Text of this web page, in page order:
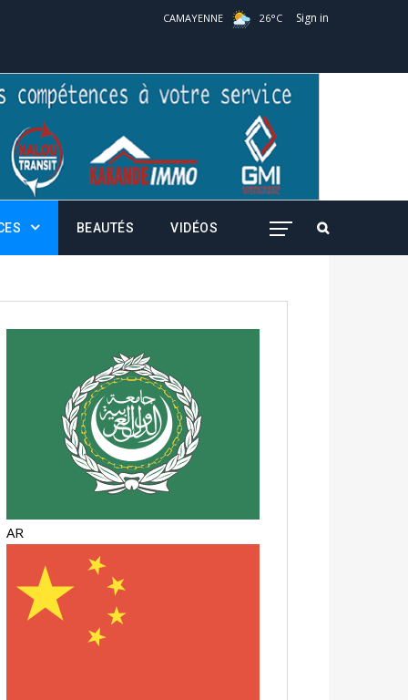
CAMAYENNE 26°C Sign in
BEAUTÉS VIDÉOS
AR